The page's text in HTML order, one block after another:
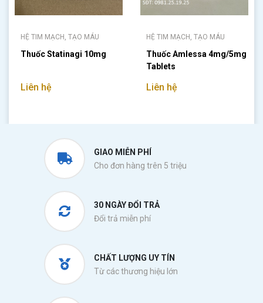
HỆ TIM MẠCH, TẠO MÁU
Thuốc Statinagi 10mg
Liên hệ
HỆ TIM MẠCH, TẠO MÁU
Thuốc Amlessa 4mg/5mg
Tablets
Liên hệ
GIAO MIỄN PHÍ
Cho đơn hàng trên 5 triệu
30 NGÀY ĐỔI TRẢ
Đổi trả miễn phí
CHẤT LƯỢNG UY TÍN
Từ các thương hiệu lớn